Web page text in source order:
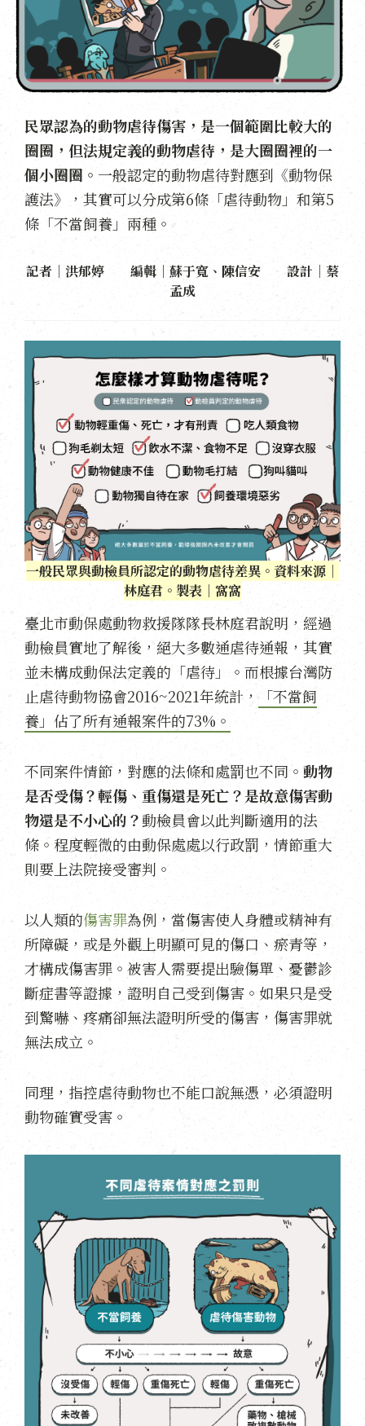
民眾認為的動物虐待傷害，是一個範圍比較大的
圈圈，但法規定義的動物虐待，是大圈圈裡的一
個小圈圈。 一般認定的動物虐待對應到《動物保
護法》，其實可以分成第6條「虐待動物」和第5
條「不當飼養」兩種。
記者｜洪郁婷 編輯｜蘇于寬、陳信安 設計｜蔡
孟成
一般民眾與動檢員所認定的動物虐待差異。資料來源｜
林庭君。製表｜窩窩
臺北市動保處動物救援隊隊長林庭君說明，經過
動檢員實地了解後，絕大多數通虐待通報，其實
並未構成動保法定義的「虐待」。而根據台灣防
止虐待動物協會2016~2021年統計，
「不當飼
養」佔了所有通報案件的73%。
不同案件情節，對應的法條和處罰也不同。 動物
是否受傷？輕傷、重傷還是死亡？是故意傷害動
物還是不小心的？動檢員會以此判斷適用的法
條。程度輕微的由動保處處以行政罰，情節重大
則要上法院接受審判。
以人類的傷害罪為例，當傷害使人身體或精神有
所障礙，或是外觀上明顯可見的傷口、瘀青等，
才構成傷害罪。被害人需要提出驗傷單、憂鬱診
斷症書等證據，證明自己受到傷害。如果只是受
到驚嚇、疼痛卻無法證明所受的傷害，傷害罪就
無法成立。
同理，指控虐待動物也不能口說無憑，必須證明
動物確實受害。